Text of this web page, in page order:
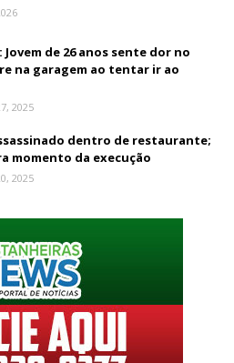
Jovem de 26 anos sente dor no
na garagem ao tentar ir ao
2025
dentro de restaurante;
momento da execução
2025